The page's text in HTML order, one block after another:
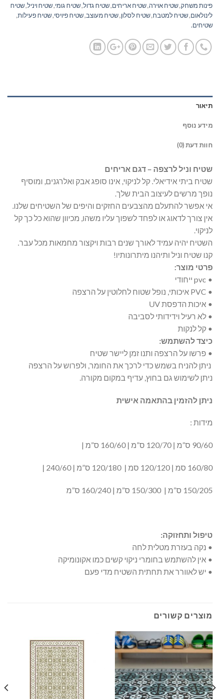
פינות משחק,שטיח אוירה,שטיח אריחים,שטיח גדול,שטיח גומי,שטיח ויניל,שטיח
לינולאום,שטיח למטבח,שטיח לסלון,שטיח מעוצב,שטיח פיויסי,שטיח פעילות,
שטיחים.
תיאור
מידע נוסף
חוות דעת (0)
שטיח וניל לרצפה – דגם אריחים
שטיח ביתי אידיאלי. קל לניקוי, אינו סופג אבק ואלרגנים, ומוסיף
נופך מרשים לעיצוב הבית שלך.
אי אפשר להתעלם מהצבעים החזקים והיפים של השטיחים שלנו.
אין צורך לדאוג או לפחד לשפוך עליו משהו, מכיוון שהוא כל כך קל
לניקוי.
השטיח יהיה עמיד לאורך שנים רבות ויקצור מחמאות מכל עבר.
קנו שטיח וניל ותיהנו מיתרונותיו!
פרטי מוצר:
• pvc ייחודי
• PVC איכותי, נופל שטוח לחלוטין על הרצפה
• איכות הדפסת UV
• לא רעיל וידידותי לסביבה
• קל לנקות
כיצד להשתמש:
• פרשו על הרצפה ותנו זמן ליישר שטיח
ניתן להניח בשמש כדי לרכך את החומר, ולפרוש על הרצפה
ניתן לשימוש גם בחוץ, עדיף במקום מקורה.
ניתן להזמין בהתאמה אישית
מידות :
90/60 ס”מ | 120/70 ס”מ | 160/60 ס”מ |
160/80 סמ | 120/120 סמ | 120/180 ס”מ | 240/60 |
150/205 ס”מ | 150/300 ס”מ | 160/240 ס”מ
טיפול ותחזוקה:
• נקה בעזרת מטלית לחה
• אין להשתמש בחומרי ניקוי קשים כמו אקונומיקה
• יש לאוורר את תחתית השטיח מדי פעם
מוצרים קשורים